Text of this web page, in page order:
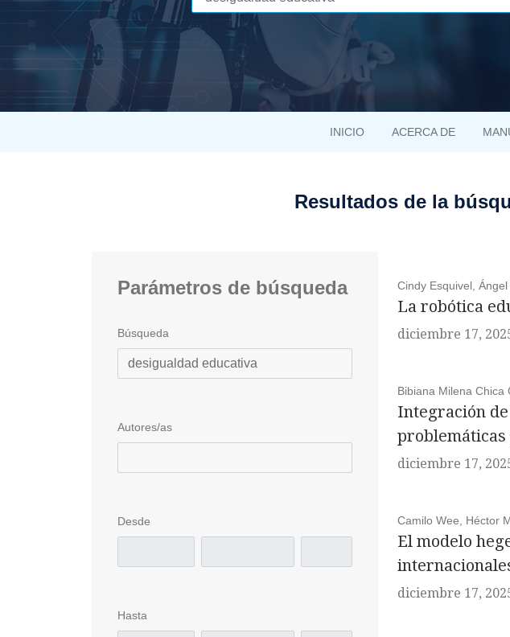
INICIO ACERCA DE
Resultados de la
Cindy Esquivel,
La robótica
diciembre 17,
Bibiana Milena Chica
Integración
problemáticas
diciembre 17,
Camilo Wee, Héctor
El modelo
diciembre 17,
Parámetros de búsqueda
Búsqueda
Autores/as
Desde
Hasta